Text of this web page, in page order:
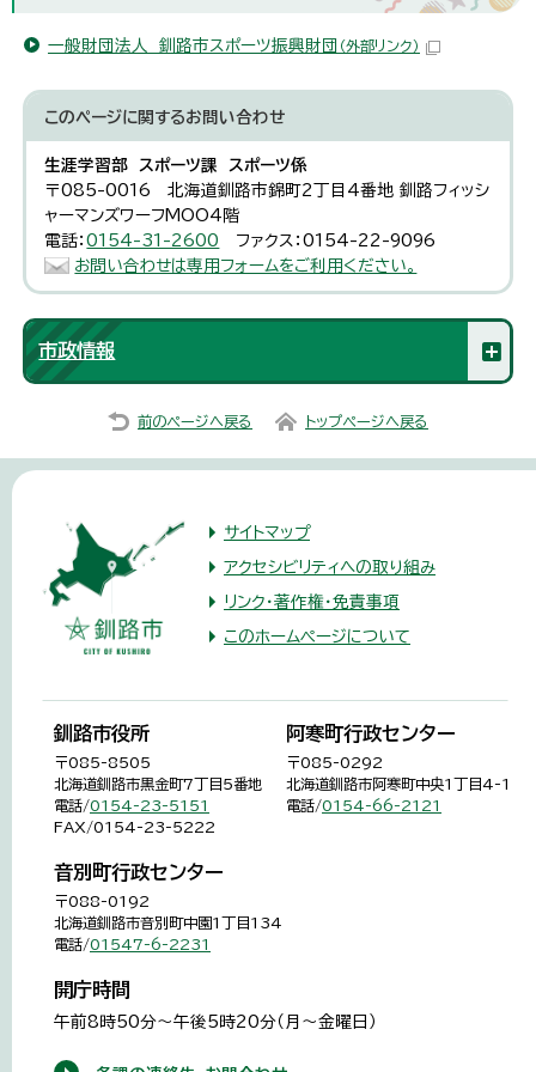
一般財団法人 釧路市スポーツ振興財団 （外部リンク）
このページに関するお問い合わせ
生涯学習部 スポーツ課 スポーツ係
〒085-0016 北海道釧路市錦町2丁目4番地 釧路フィッシ
ャーマンズワーフMOO4階
電話：0154-31-2600
ファクス：0154-22-9096
お問い合わせは専用フォームをご利用ください。
市政情報
前のページへ戻る トップページへ戻る
サイトマップ
アクセシビリティへの取り組み
リンク・著作権・免責事項
このホームページについて
釧路市役所
〒085-8505
北海道釧路市黒金町7丁目5番地
電話/0154-23-5151
FAX/0154-23-5222
阿寒町行政センター
〒085-0292
北海道釧路市阿寒町中央1丁目4-1
電話/0154-66-2121
音別町行政センター
〒088-0192
北海道釧路市音別町中園1丁目134
電話/01547-6-2231
開庁時間
午前8時50分～午後5時20分（月～金曜日）